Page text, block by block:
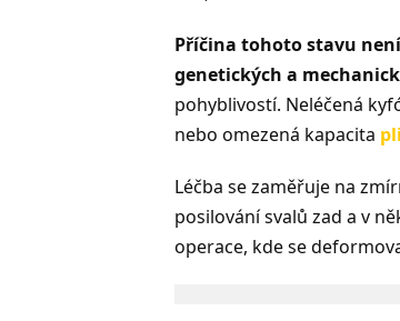
Příčina tohoto stavu
genetických a
pohyblivostí. Neléčená
nebo omezená kapacita
Léčba se zaměřuje na
posilování svalů zad a v
operace, kde se